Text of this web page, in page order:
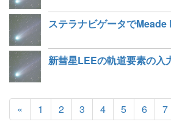
新彗星LEEの軌道要素の入
« 1 2 3 4 5 6 7